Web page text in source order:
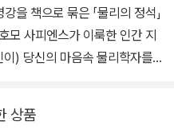
. 더불어 이에 대한 길잡이 안내
된 주제들의 그물망을 만들고
있으리라 생각했다. 저자의
로 이 책을 써냈다. 저서로
정석」
자를
다. ‘슈뢰딩거의 고양이’에서
상품